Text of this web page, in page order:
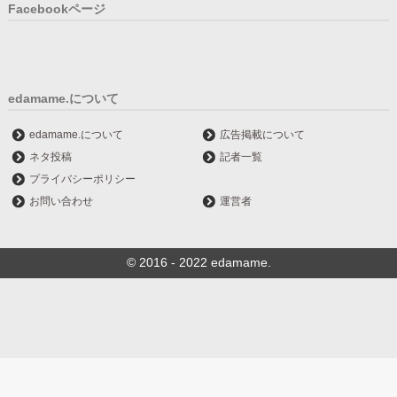
Facebookページ
edamame.について
edamame.について
広告掲載について
ネタ投稿
記者一覧
プライバシーポリシー
お問い合わせ
運営者
© 2016 - 2022 edamame.